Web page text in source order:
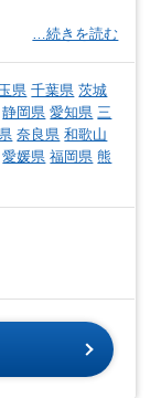
…続きを読む
県 千葉県 茨城
静岡県 愛知県 三
奈良県 和歌山
愛媛県 福岡県 熊